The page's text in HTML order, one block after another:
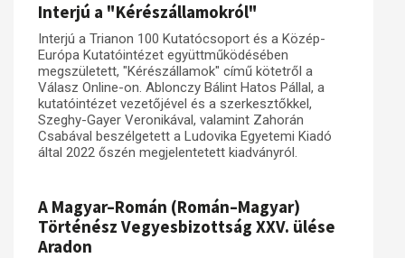
Interjú a "Kérészállamokról"
Interjú a Trianon 100 Kutatócsoport és a Közép-
Európa Kutatóintézet együttműködésében
megszületett, "Kérészállamok" című kötetről a
Válasz Online-on. Ablonczy Bálint Hatos Pállal, a
kutatóintézet vezetőjével és a szerkesztőkkel,
Szeghy-Gayer Veronikával, valamint Zahorán
Csabával beszélgetett a Ludovika Egyetemi Kiadó
által 2022 őszén megjelentetett kiadványról.
A Magyar–Román (Román–Magyar)
Történész Vegyesbizottság XXV. ülése
Aradon